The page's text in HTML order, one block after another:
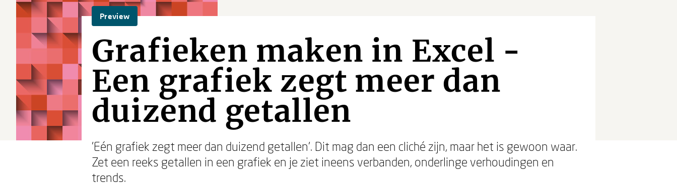
Preview
Grafieken maken in Excel -
Een grafiek zegt meer dan
duizend getallen
'Eén grafiek zegt meer dan duizend getallen'. Dit mag dan een cliché zijn, maar het is gewoon waar.
Zet een reeks getallen in een grafiek en je ziet ineens verbanden, onderlinge verhoudingen en
trends.